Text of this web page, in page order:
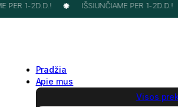
PER 1-2D.D.! IŠSIUNČIAME PER 1-2D.D.!
Pradžia
Apie mus
Visos